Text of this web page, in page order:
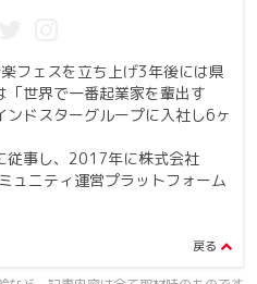
フェスを立ち上げ3年後には県
世界で一番起業家を輩出す
ドスターグループに入社し6ヶ
従事し、2017年に株式会社
ニティ運営プラットフォーム